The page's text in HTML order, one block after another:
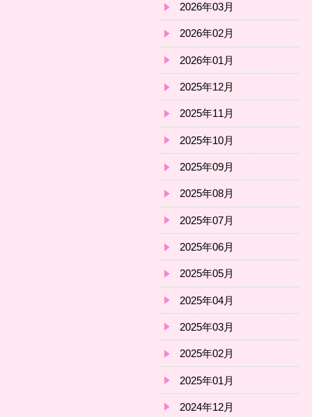
2026年03月
2026年02月
2026年01月
2025年12月
2025年11月
2025年10月
2025年09月
2025年08月
2025年07月
2025年06月
2025年05月
2025年04月
2025年03月
2025年02月
2025年01月
2024年12月